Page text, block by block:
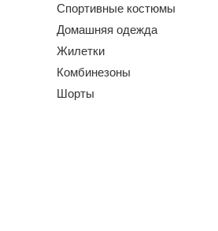
Спортивные костюмы
Домашняя одежда
Жилетки
Комбинезоны
Шорты